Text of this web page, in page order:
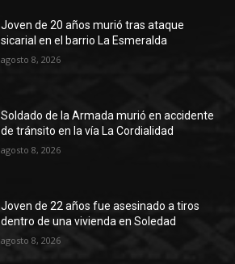
Joven de 20 años murió tras ataque
sicarial en el barrio La Esmeralda
agosto 8, 2026
Soldado de la Armada murió en accidente
de tránsito en la vía La Cordialidad
agosto 8, 2026
Joven de 22 años fue asesinado a tiros
dentro de una vivienda en Soledad
agosto 8, 2026